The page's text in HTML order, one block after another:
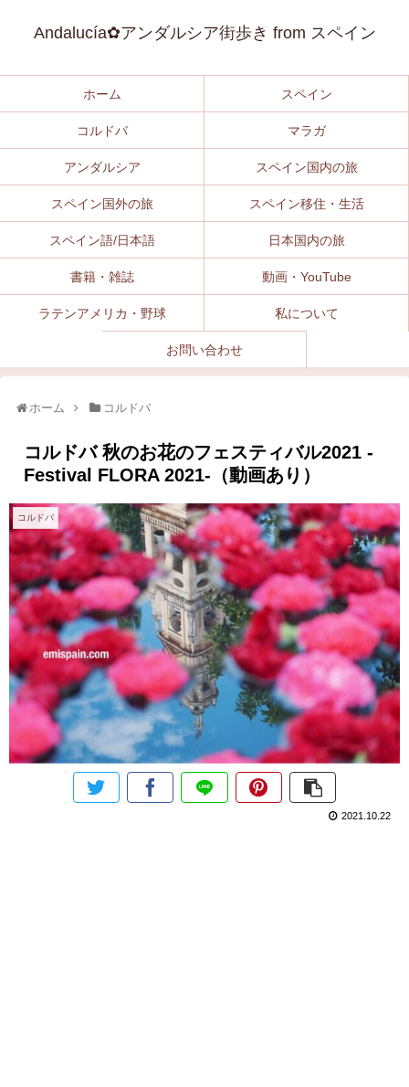
Andalucía✿アンダルシア街歩き from スペイン
ホーム スペイン
コルドバ マラガ
アンダルシア スペイン国内の旅
スペイン国外の旅 スペイン移住・生活
スペイン語/日本語 日本国内の旅
書籍・雑誌 動画・YouTube
ラテンアメリカ・野球 私について
お問い合わせ
ホーム コルドバ
コルドバ 秋のお花のフェスティバル2021 -
Festival FLORA 2021-（動画あり）
コルドバ
2021.10.22